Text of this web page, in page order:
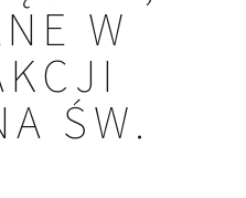
W
ŚW.